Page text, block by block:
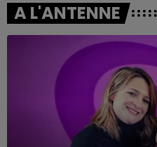
A L'ANTENNE